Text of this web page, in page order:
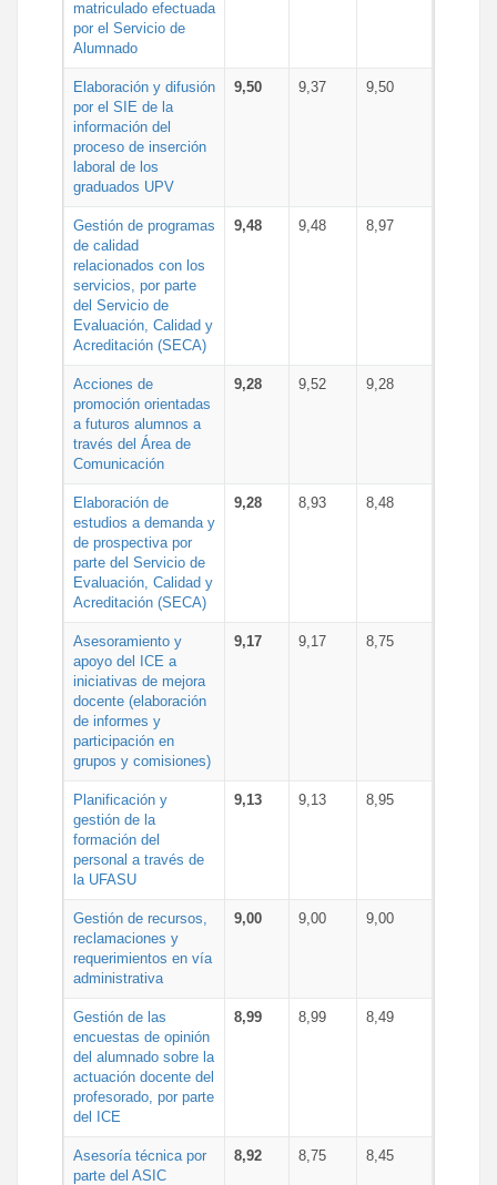
matriculado efectuada
por el Servicio de
Alumnado
Elaboración y difusión
por el SIE de la
información del
proceso de inserción
laboral de los
graduados UPV
9,50 9,37 9,50
Gestión de programas
de calidad
relacionados con los
servicios, por parte
del Servicio de
Evaluación, Calidad y
Acreditación (SECA)
9,48 9,48 8,97
Acciones de
promoción orientadas
a futuros alumnos a
través del Área de
Comunicación
9,28 9,52 9,28
Elaboración de
estudios a demanda y
de prospectiva por
parte del Servicio de
Evaluación, Calidad y
Acreditación (SECA)
9,28 8,93 8,48
Asesoramiento y
apoyo del ICE a
iniciativas de mejora
docente (elaboración
de informes y
participación en
grupos y comisiones)
9,17 9,17 8,75
Planificación y
gestión de la
formación del
personal a través de
la UFASU
9,13 9,13 8,95
Gestión de recursos,
reclamaciones y
requerimientos en vía
administrativa
9,00 9,00 9,00
Gestión de las
encuestas de opinión
del alumnado sobre la
actuación docente del
profesorado, por parte
del ICE
8,99 8,99 8,49
Asesoría técnica por
parte del ASIC
8,92 8,75 8,45